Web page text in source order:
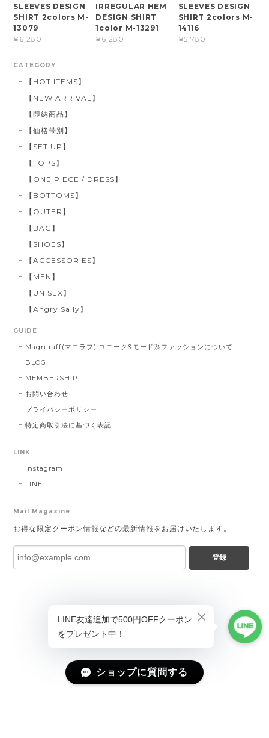
SLEEVES DESIGN
SHIRT 2colors M-
13079
¥6,280
IRREGULAR HEM
DESIGN SHIRT
1color M-13291
¥6,280
SLEEVES DESIGN
SHIRT 2colors M-
14116
¥5,780
CATEGORY
【HOT ITEMS】
【NEW ARRIVAL】
【即納商品】
【価格帯別】
【SET UP】
【TOPS】
【ONE PIECE / DRESS】
【BOTTOMS】
【OUTER】
【BAG】
【SHOES】
【ACCESSORIES】
【MEN】
【UNISEX】
【Angry Sally】
GUIDE
Magniraff(マニラフ) ユニーク&モード系ファッションについて
BLOG
MEMBERSHIP
お問い合わせ
プライバシーポリシー
特定商取引法に基づく表記
LINK
Instagram
LINE
Mail Magazine
お得な限定クーポン情報などの最新情報をお届けいたします。
登録
ショップに質問する